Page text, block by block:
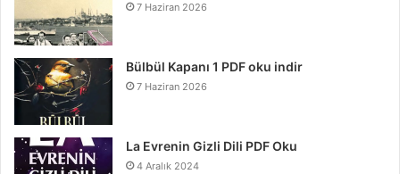
7 Haziran 2026
Bülbül Kapanı 1 PDF oku indir
7 Haziran 2026
La Evrenin Gizli Dili PDF Oku
4 Aralık 2024